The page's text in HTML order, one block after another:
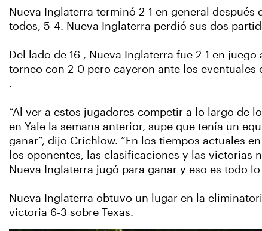
Nueva Inglaterra terminó 2-1 en general
todos, 5-4. Nueva Inglaterra perdió sus dos
Del lado de 16 , Nueva Inglaterra fue 2-1 en
torneo con 2-0 pero cayeron ante los
.
“Al ver a estos jugadores competir a lo largo de
en Yale la semana anterior, supe que tenía un
ganar”, dijo Crichlow. “En los tiempos actuales
los oponentes, las clasificaciones y las victorias
Nueva Inglaterra jugó para ganar y eso es todo
Nueva Inglaterra obtuvo un lugar en la
victoria 6-3 sobre Texas.